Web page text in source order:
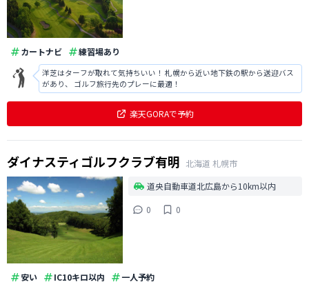
カートナビ 練習場あり
洋芝はターフが取れて気持ちいい！ 札幌から近い地下鉄の駅から送迎バス
があり、 ゴルフ旅行先のプレーに最適！
楽天GORAで予約
ダイナスティゴルフクラブ有明 北海道 札幌市
道央自動車道北広島から10km以内
0
0
安い IC10キロ以内 一人予約